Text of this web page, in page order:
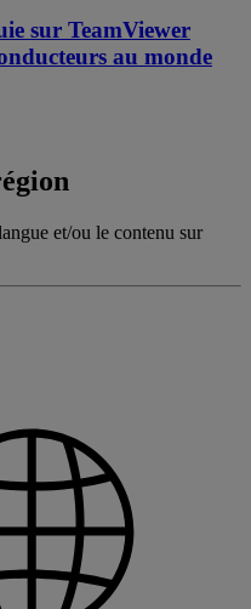
sur TeamViewer
au monde
et/ou le contenu sur